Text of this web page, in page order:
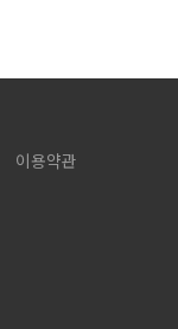
이용약관